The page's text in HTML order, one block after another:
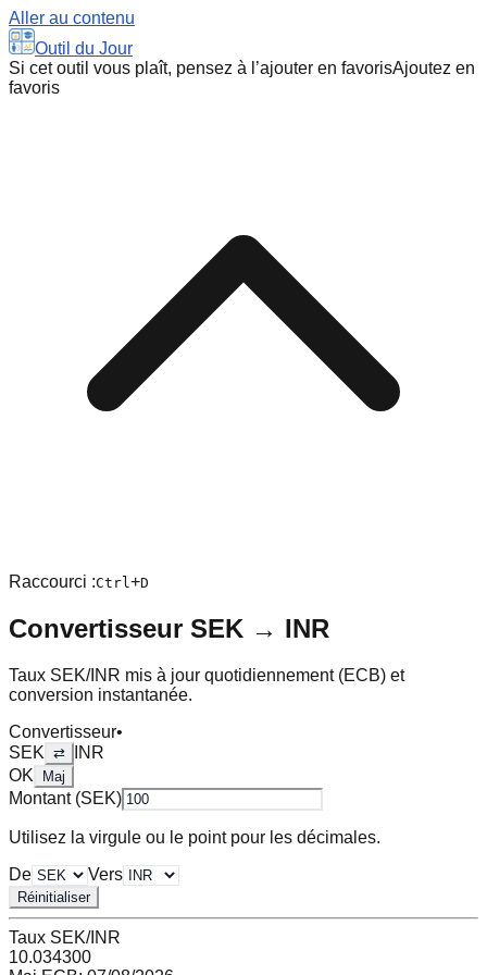
Aller au contenu
Outil du Jour
Si cet outil vous plaît, pensez à l’ajouter en favorisAjoutez en
favoris
Raccourci :Ctrl+D
Convertisseur SEK → INR
Taux SEK/INR mis à jour quotidiennement (ECB) et
conversion instantanée.
Convertisseur•
SEK ⇄
INR
OK
Maj
Montant (SEK)
Utilisez la virgule ou le point pour les décimales.
De
Vers
Réinitialiser
Taux SEK/INR
10.034300